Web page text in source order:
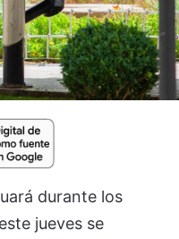
durante los
jueves se